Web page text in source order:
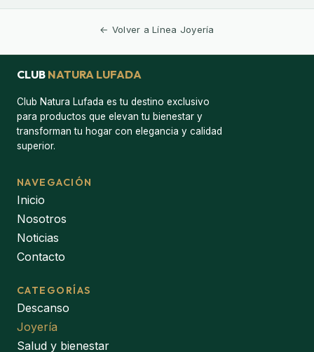
← Volver a Línea Joyería
CLUB NATURA LUFADA
Club Natura Lufada es tu destino exclusivo
para productos que elevan tu bienestar y
transforman tu hogar con elegancia y calidad
superior.
NAVEGACIÓN
Inicio
Nosotros
Noticias
Contacto
CATEGORÍAS
Descanso
Joyería
Salud y bienestar